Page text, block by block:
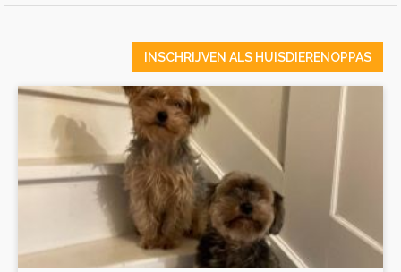
INSCHRIJVEN ALS HUISDIERENOPPAS